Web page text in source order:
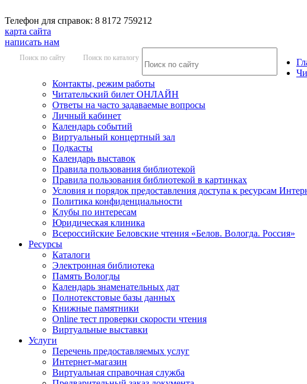
Телефон для справок: 8 8172 759212
карта сайта
написать нам
Поиск по сайту Поиск по каталогу
Контакты, режим работы
Читательский билет ОНЛАЙН
Ответы на часто задаваемые вопросы
Личный кабинет
Календарь событий
Виртуальный концертный зал
Подкасты
Календарь выставок
Правила пользования библиотекой
Правила пользования библиотекой в картинках
Условия и порядок предоставления доступа к ресурсам
Политика конфиденциальности
Клубы по интересам
Юридическая клиника
Всероссийские Беловские чтения «Белов. Вологда. Россия»
Ресурсы
Каталоги
Электронная библиотека
Память Вологды
Календарь знаменательных дат
Полнотекстовые базы данных
Книжные памятники
Online тест проверки скорости чтения
Виртуальные выставки
Услуги
Перечень предоставляемых услуг
Интернет-магазин
Виртуальная справочная служба